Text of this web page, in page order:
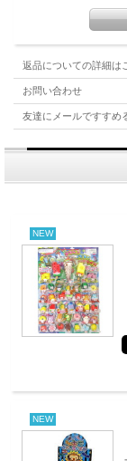
返品についての詳細は
お問い合わせ
友達にメールですすめ
NEW
NEW